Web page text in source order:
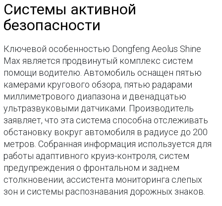
Системы активной
безопасности
Ключевой особенностью Dongfeng Aeolus Shine
Max является продвинутый комплекс систем
помощи водителю. Автомобиль оснащен пятью
камерами кругового обзора, пятью радарами
миллиметрового диапазона и двенадцатью
ультразвуковыми датчиками. Производитель
заявляет, что эта система способна отслеживать
обстановку вокруг автомобиля в радиусе до 200
метров. Собранная информация используется для
работы адаптивного круиз-контроля, систем
предупреждения о фронтальном и заднем
столкновении, ассистента мониторинга слепых
зон и системы распознавания дорожных знаков.